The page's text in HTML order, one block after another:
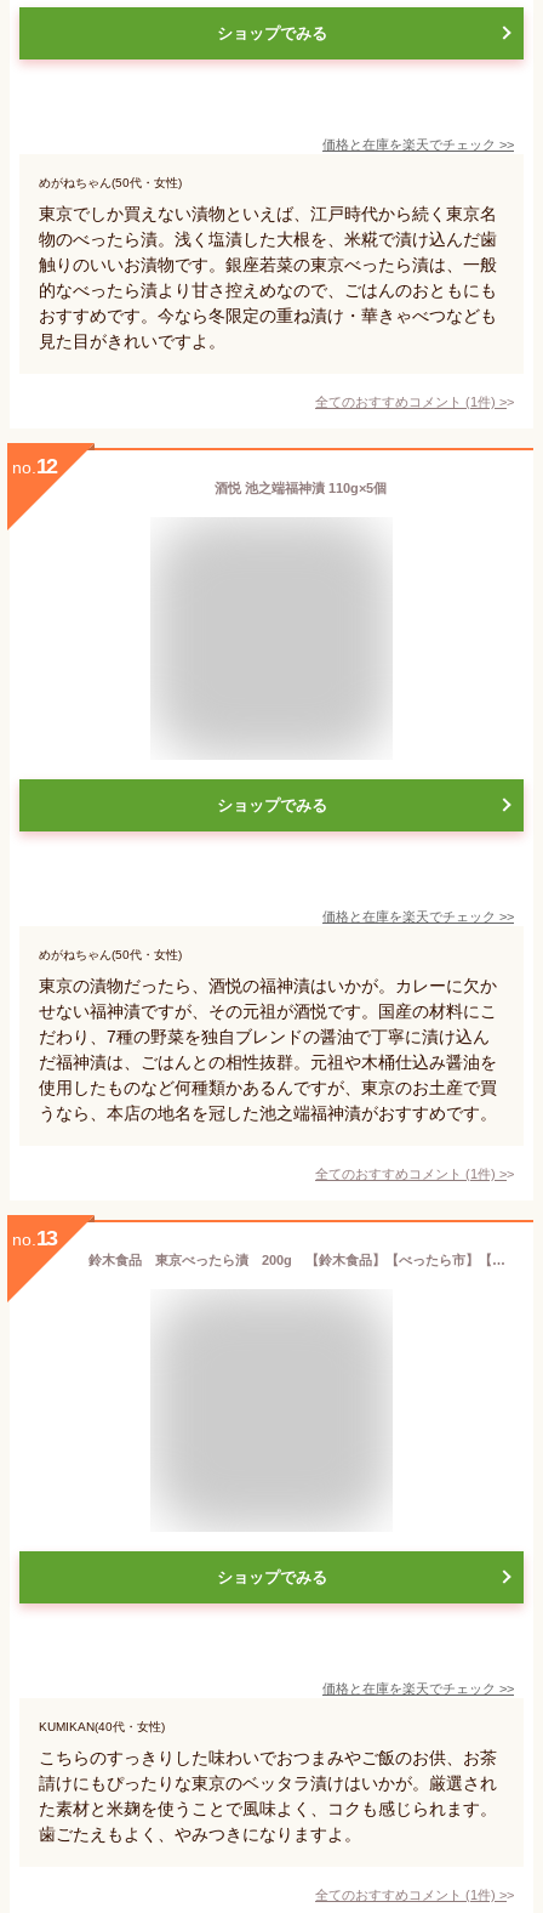
ショップでみる
価格と在庫を楽天でチェック >>
めがねちゃん(50代・女性)
東京でしか買えない漬物といえば、江戸時代から続く東京名
物のべったら漬。浅く塩漬した大根を、米糀で漬け込んだ歯
触りのいいお漬物です。銀座若菜の東京べったら漬は、一般
的なべったら漬より甘さ控えめなので、ごはんのおともにも
おすすめです。今なら冬限定の重ね漬け・華きゃべつなども
見た目がきれいですよ。
全てのおすすめコメント (1件) >
no. 12
酒悦 池之端福神漬 110g×5個
ショップでみる
価格と在庫を楽天でチェック >>
めがねちゃん(50代・女性)
東京の漬物だったら、酒悦の福神漬はいかが。カレーに欠か
せない福神漬ですが、その元祖が酒悦です。国産の材料にこ
だわり、7種の野菜を独自ブレンドの醤油で丁寧に漬け込ん
だ福神漬は、ごはんとの相性抜群。元祖や木桶仕込み醤油を
使用したものなど何種類かあるんですが、東京のお土産で買
うなら、本店の地名を冠した池之端福神漬がおすすめです。
全てのおすすめコメント (1件) >
no. 13
鈴木食品 東京べったら漬 200g 【鈴木食品】【べったら市】【べったら漬け】
ショップでみる
価格と在庫を楽天でチェック >>
KUMIKAN(40代・女性)
こちらのすっきりした味わいでおつまみやご飯のお供、お茶
請けにもぴったりな東京のベッタラ漬けはいかが。厳選され
た素材と米麹を使うことで風味よく、コクも感じられます。
歯ごたえもよく、やみつきになりますよ。
全てのおすすめコメント (1件) >